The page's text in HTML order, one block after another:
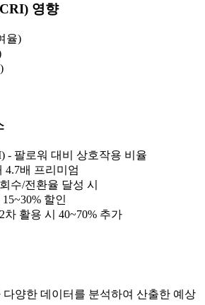
영향
율)
- 팔로워 대비 상호작용 비율
4.7배 프리미엄
수/전환율 달성 시
할인
활용 시 40~70% 추가
다양한 데이터를 분석하여 산출한 예상